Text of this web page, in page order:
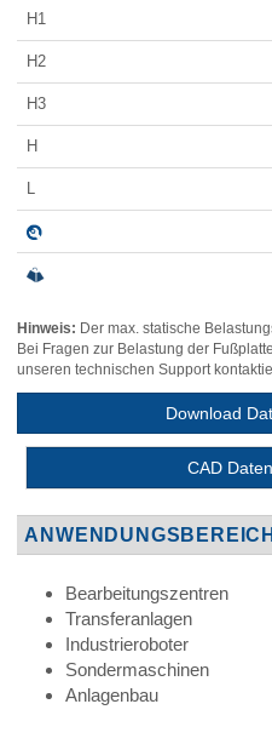
H1
H2
H3
H
L
Hinweis: Der max. statische
Bei Fragen zur Belastung der
unseren technischen Support
Download
CAD
Bearbeitungszentren
Transferanlagen
Industrieroboter
Sondermaschinen
Anlagenbau